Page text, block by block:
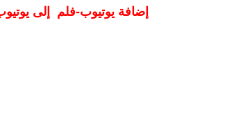
إضافة يوتيوب-فلم إلى